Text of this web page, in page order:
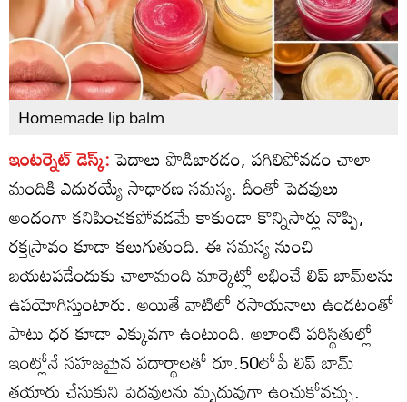
Homemade lip balm
ఇంటర్నెట్ డెస్క్:పెదాలు పొడిబారడం, పగిలిపోవడం చాలా
మందికి ఎదురయ్యే సాధారణ సమస్య. దీంతో పెదవులు
అందంగా కనిపించకపోవడమే కాకుండా కొన్నిసార్లు నొప్పి,
రక్తస్రావం కూడా కలుగుతుంది. ఈ సమస్య నుంచి
బయటపడేందుకు చాలామంది మార్కెట్లో లభించే లిప్ బామ్‌లను
ఉపయోగిస్తుంటారు. అయితే వాటిలో రసాయనాలు ఉండటంతో
పాటు ధర కూడా ఎక్కువగా ఉంటుంది. అలాంటి పరిస్థితుల్లో
ఇంట్లోనే సహజమైన పదార్థాలతో రూ.50లోపే లిప్ బామ్
తయారు చేసుకుని పెదవులను మృదువుగా ఉంచుకోవచ్చు.